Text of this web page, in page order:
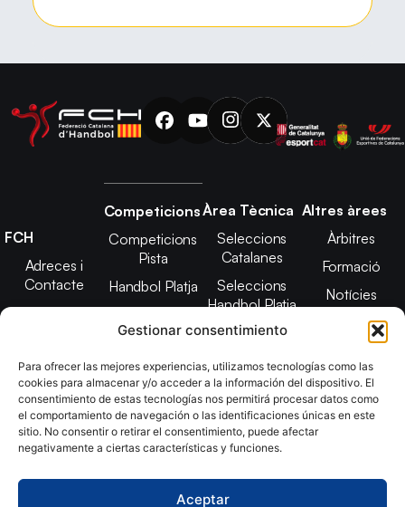
Gestionar consentimiento
Para ofrecer las mejores experiencias, utilizamos tecnologías como las
cookies para almacenar y/o acceder a la información del dispositivo. El
consentimiento de estas tecnologías nos permitirá procesar datos como
el comportamiento de navegación o las identificaciones únicas en este
sitio. No consentir o retirar el consentimiento, puede afectar
negativamente a ciertas características y funciones.
Aceptar
FCH
Adreces i
Contacte
Junta Directiva
2025
Estatuts
Transparència
Imatge
Competicions
Competicions
Pista
Handbol Platja
Àrea Tècnica
Seleccions
Catalanes
Seleccions
Handbol Platja
Tecnificació
CATH
Promoció
Altres àrees
Àrbitres
Formació
Notícies
Adreces de
contacte